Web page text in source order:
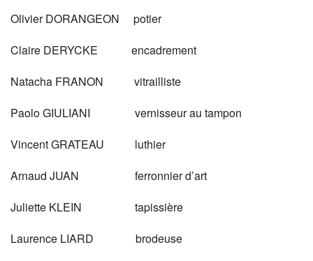
Olivier DORANGEON potier
Claire DERYCKE encadrement
Natacha FRANON vitrailliste
Paolo GIULIANI vernisseur au tampon
Vincent GRATEAU luthier
Arnaud JUAN ferronnier d’art
Juliette KLEIN tapissière
Laurence LIARD brodeuse